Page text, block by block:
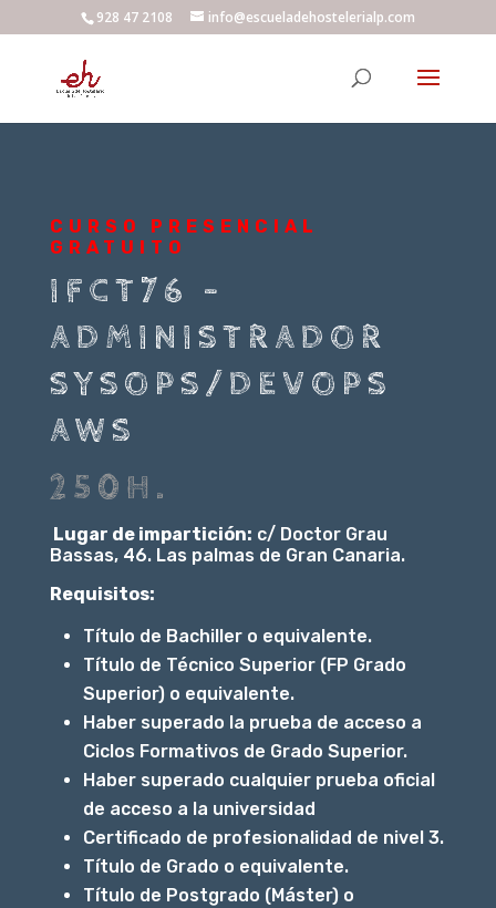
928 47 2108 info@escueladehostelerialp.com
CURSO PRESENCIAL
GRATUITO
IFCT76 –
ADMINISTRADOR
SYSOPS/DEVOPS
AWS
250H.
Lugar de impartición: c/ Doctor Grau
Bassas, 46. Las palmas de Gran Canaria.
Requisitos:
Título de Bachiller o equivalente.
Título de Técnico Superior (FP Grado
Superior) o equivalente.
Haber superado la prueba de acceso a
Ciclos Formativos de Grado Superior.
Haber superado cualquier prueba oficial
de acceso a la universidad
Certificado de profesionalidad de nivel 3.
Título de Grado o equivalente.
Título de Postgrado (Máster) o